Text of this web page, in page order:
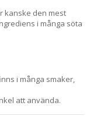
kanske den mest
i många söta
i många smaker,
att använda.